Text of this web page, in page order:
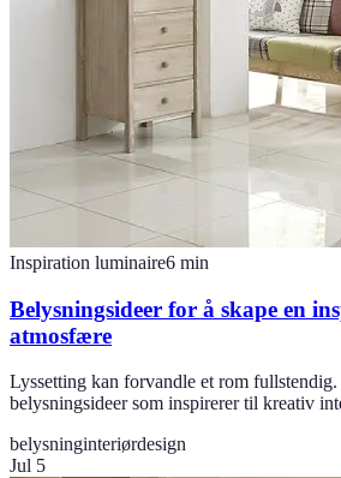
Inspiration luminaire6 min
Belysningsideer for å skape en
atmosfære
Lyssetting kan forvandle et rom
belysningsideer som inspirerer til kreativ
belysninginteriørdesign
Jul 5